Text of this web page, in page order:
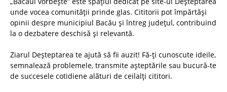
unde vocea comunității prinde glas. Cititorii pot împărtăși
opinii despre municipiul Bacău și întreg județul, contribuind
la o dezbatere deschisă și relevantă.
Ziarul Deșteptarea te ajută să fii auzit! Fă-ți cunoscute ideile,
semnalează problemele, transmite așteptările sau bucură-te
de succesele cotidiene alături de ceilalți cititori.